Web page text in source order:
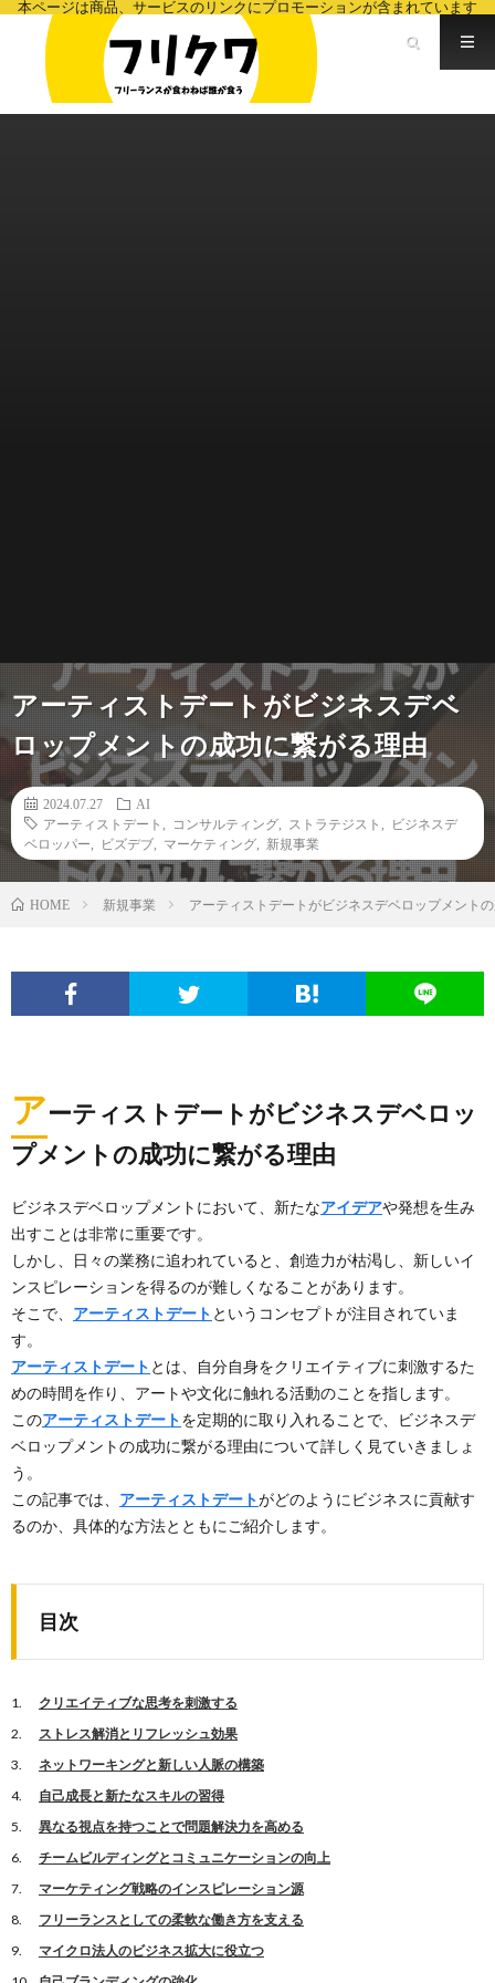
本ページは商品、サービスのリンクにプロモーションが含まれています
アーティストデートがビジネスデベ
ロップメントの成功に繋がる理由
2024.07.27
AI
アーティストデート
コンサルティング ストラテジスト
ビジネスデ
ベロッパー
ビズデブ マーケティング 新規事業
HOME 新規事業 アーティストデートがビジネスデベロップメント
アーティストデートがビジネスデベロッ
プメントの成功に繋がる理由
ビジネスデベロップメントにおいて、新たなアイデアや発想を生み
出すことは非常に重要です。
しかし、日々の業務に追われていると、創造力が枯渇し、新しいイ
ンスピレーションを得るのが難しくなることがあります。
そこで、 アーティストデート というコンセプトが注目されていま
す。
アーティストデート とは、自分自身をクリエイティブに刺激するた
めの時間を作り、アートや文化に触れる活動のことを指します。
このアーティストデートを定期的に取り入れることで、ビジネスデ
ベロップメントの成功に繋がる理由について詳しく見ていきましょ
う。
この記事では、 アーティストデートがどのようにビジネスに貢献す
るのか、具体的な方法とともにご紹介します。
目次
クリエイティブな思考を刺激する
ストレス解消とリフレッシュ効果
ネットワーキングと新しい人脈の構築
自己成長と新たなスキルの習得
異なる視点を持つことで問題解決力を高める
チームビルディングとコミュニケーションの向上
マーケティング戦略のインスピレーション源
フリーランスとしての柔軟な働き方を支える
マイクロ法人のビジネス拡大に役立つ